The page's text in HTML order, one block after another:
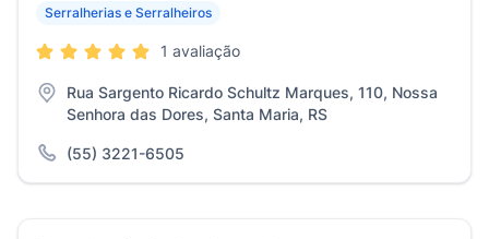
Serralherias e Serralheiros
1 avaliação
Rua Sargento Ricardo Schultz Marques, 110, Nossa
Senhora das Dores, Santa Maria, RS
(55) 3221-6505